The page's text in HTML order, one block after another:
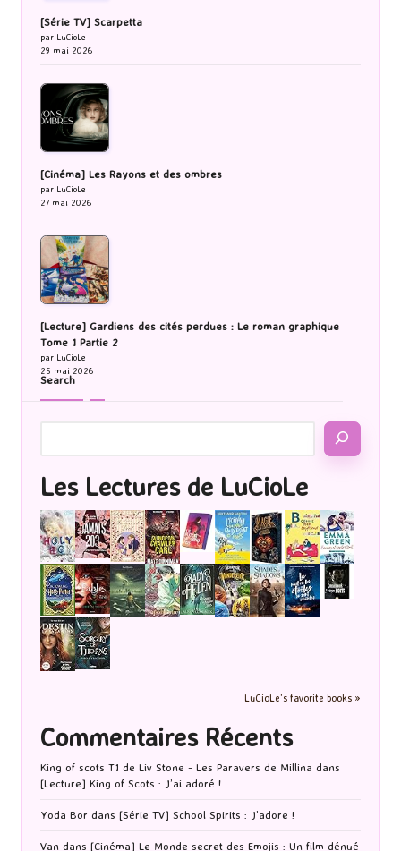
[Série TV] Scarpetta
par LuCioLe
29 mai 2026
[Cinéma] Les Rayons et des ombres
par LuCioLe
27 mai 2026
[Lecture] Gardiens des cités perdues : Le roman graphique
Tome 1 Partie 2
par LuCioLe
25 mai 2026
Search
Les Lectures de LuCioLe
LuCioLe's favorite books »
Commentaires Récents
King of scots T1 de Liv Stone - Les Paravers de Millina dans
[Lecture] King of Scots : J’ai adoré !
Yoda Bor dans [Série TV] School Spirits : J’adore !
Van dans [Cinéma] Le Monde secret des Emojis : Un film dénué